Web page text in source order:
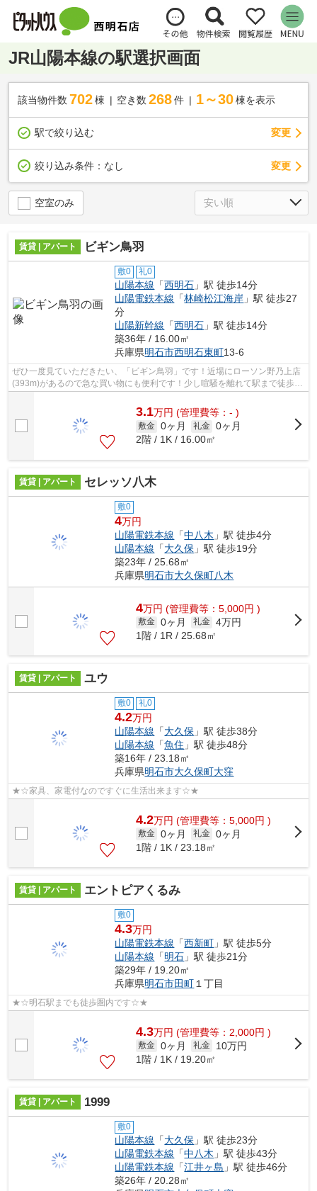
JR山陽本線の駅選択画面
該当物件数 702棟 空き数 268 件 1～30 棟を表示
駅で絞り込む 変更
絞り込み条件： なし 変更
空室のみ
賃貸 | アパート ビギン鳥羽
敷0 礼0
山陽本線 「西明石 」駅 徒歩14分
山陽電鉄本線 「林崎松江海岸 」駅 徒歩27
分
山陽新幹線 「西明石 」駅 徒歩14分
築36年 / 16.00㎡
兵庫県明石市西明石東町13-6
ぜひ一度見ていただきたい、「ビギン鳥羽」です！近場にローソン野乃上店
(393m)があるので急な買い物にも便利です！少し喧騒を離れて駅まで徒歩14
分という駅近な物件はいかがですか！...
3.1万円 (管理費等：- )
敷金 0ヶ月 礼金 0ヶ月
2階 / 1K / 16.00㎡
賃貸 | アパート セレッソ八木
敷0
4万円
山陽電鉄本線 「中八木 」駅 徒歩4分
山陽本線 「大久保 」駅 徒歩19分
築23年 / 25.68㎡
兵庫県明石市大久保町八木
4万円 (管理費等：5,000円 )
敷金 0ヶ月 礼金 4万円
1階 / 1R / 25.68㎡
賃貸 | アパート ユウ
敷0 礼0
4.2万円
山陽本線 「大久保 」駅 徒歩38分
山陽本線 「魚住 」駅 徒歩48分
築16年 / 23.18㎡
兵庫県明石市大久保町大窪
★☆家具、家電付なのですぐに生活出来ます☆★
4.2万円 (管理費等：5,000円 )
敷金 0ヶ月 礼金 0ヶ月
1階 / 1K / 23.18㎡
賃貸 | アパート エントピアくるみ
敷0
4.3万円
山陽電鉄本線 「西新町 」駅 徒歩5分
山陽本線 「明石 」駅 徒歩21分
築29年 / 19.20㎡
兵庫県明石市田町 １丁目
★☆明石駅までも徒歩圏内です☆★
4.3万円 (管理費等：2,000円 )
敷金 0ヶ月 礼金
10万円
1階 / 1K / 19.20㎡
賃貸 | アパート 1999
敷0
山陽本線 「大久保 」駅 徒歩23分
山陽電鉄本線 「中八木 」駅 徒歩43分
山陽電鉄本線 「江井ヶ島 」駅 徒歩46分
築26年 / 20.28㎡